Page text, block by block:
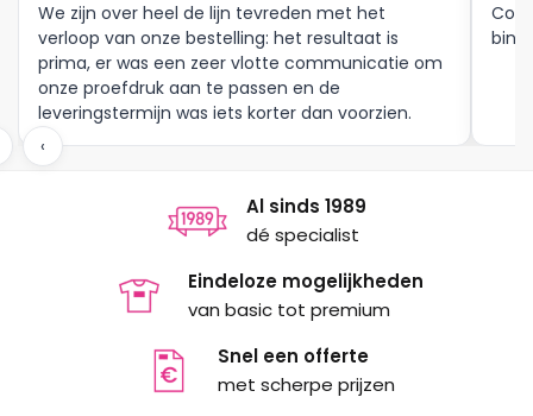
We zijn over heel de lijn tevreden met het
verloop van onze bestelling: het resultaat is
prima, er was een zeer vlotte communicatie om
onze proefdruk aan te passen en de
leveringstermijn was iets korter dan voorzien.
Meer moet dat niet zijn.
‹
Al sinds 1989
dé specialist
Eindeloze mogelijkheden
van basic tot premium
Snel een offerte
met scherpe prijzen